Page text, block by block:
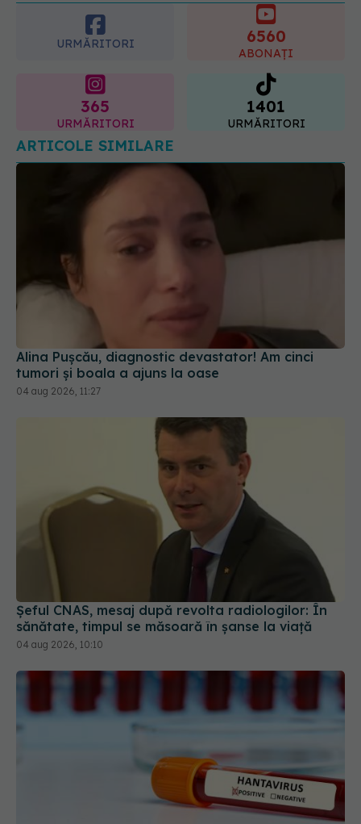
URMĂRITORI 6560
ABONAȚI
365
URMĂRITORI
1401
URMĂRITORI
ARTICOLE SIMILARE
Alina Pușcău, diagnostic devastator! Am cinci
tumori și boala a ajuns la oase
04 aug 2026, 11:27
Șeful CNAS, mesaj după revolta radiologilor: În
sănătate, timpul se măsoară în șanse la viață
04 aug 2026, 10:10